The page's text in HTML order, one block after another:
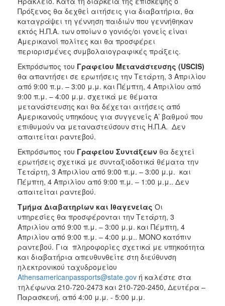
2015
2012
2011
ΔΗΜΟΣ
ΠΟΛΙΤΙΣΜΟΣ
ΑΝΘΕΚΤΙΚΗ
Πρόξενος θα δεχθεί αιτήσεις για διαβατήρια, θα
καταγράψει τη γέννηση παιδιών που γεννήθηκαν
εκτός Η.Π.Α. των οποίων ο γονιός/οι γονείς είναι
Αμερικανοί πολίτες και θα προσφέρει
περιορισμένες συμβολαιογραφικές πράξεις.
Εκπρόσωπος του Γραφείου Μετανάστευσης (USCIS)
θα απαντήσει σε ερωτήσεις την Τετάρτη, 3 Απριλίου
από 9:00 π.μ. – 3:00 μ.μ. και Πέμπτη, 4 Απριλίου από
9:00 π.μ. – 4:00 μ.μ. σχετικά με θέματα
μετανάστευσης και θα δέχεται αιτήσεις από
Αμερικανούς υπηκόους για συγγενείς Α’ βαθμού που
επιθυμούν να μεταναστεύσουν στις Η.Π.Α. Δεν
απαιτείται ραντεβού.
Εκπρόσωπος του Γραφείου Συντάξεων θα δεχτεί
ερωτήσεις σχετικά με συνταξιοδοτικά θέματα την
Τετάρτη, 3 Απριλίου από 9:00 π.μ. – 3:00 μ.μ. και
Πέμπτη, 4 Απριλίου από 9:00 π.μ. – 1:00 μ.μ.. Δεν
απαιτείται ραντεβού.
Τμήμα Διαβατηρίων και Ιθαγενείας Οι
υπηρεσίες θα προσφέρονται την Τετάρτη, 3
Απριλίου από 9:00 π.μ. – 3:00 μ.μ. και Πέμπτη, 4
Απριλίου από 9:00 π.μ. – 4:00 μ.μ.. ΜΟΝΟ κατόπιν
ραντεβού. Για πληροφορίες σχετικά με υπηκοότητα
και διαβατήρια απευθυνθείτε στη διεύθυνση
ηλεκτρονικού ταχυδρομείου
Athensamericanpassports@state.gov ή καλέστε στα
τηλέφωνα 210-720-2473 και 210-720-2450, Δευτέρα –
Παρασκευή, από 4:00 μ.μ. - 5:00 μ.μ.